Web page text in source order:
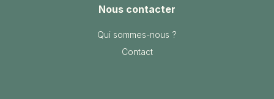
Nous contacter
Qui sommes-nous ?
Contact